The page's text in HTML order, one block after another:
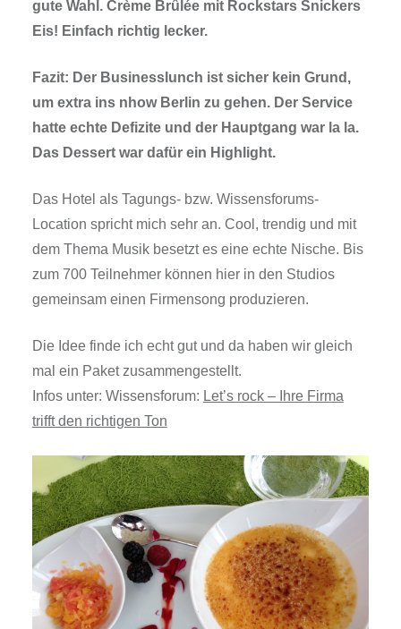
gute Wahl. Crème Brûlée mit Rockstars Snickers
Eis! Einfach richtig lecker.
Fazit: Der Businesslunch ist sicher kein Grund,
um extra ins nhow Berlin zu gehen. Der Service
hatte echte Defizite und der Hauptgang war la la.
Das Dessert war dafür ein Highlight.
Das Hotel als Tagungs- bzw. Wissensforums-
Location spricht mich sehr an. Cool, trendig und mit
dem Thema Musik besetzt es eine echte Nische. Bis
zum 700 Teilnehmer können hier in den Studios
gemeinsam einen Firmensong produzieren.
Die Idee finde ich echt gut und da haben wir gleich
mal ein Paket zusammengestellt.
Infos unter: Wissensforum: Let’s rock – Ihre Firma
trifft den richtigen Ton